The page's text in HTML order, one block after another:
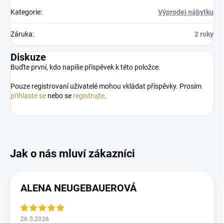
Kategorie: Výprodej nábytku
Záruka: 2 roky
Diskuze
Buďte první, kdo napíše příspěvek k této položce.
Pouze registrovaní uživatelé mohou vkládat příspěvky. Prosím
přihlaste se nebo se registrujte.
ALENA NEUGEBAUEROVÁ
26.5.2026